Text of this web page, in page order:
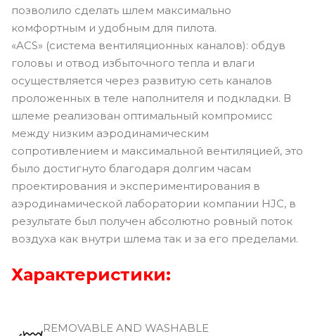
позволило сделать шлем максимально
комфортным и удобным для пилота.
«ACS» (система вентиляционных каналов): обдув
головы и отвод избыточного тепла и влаги
осуществляется через развитую сеть каналов
проложенных в теле наполнителя и подкладки. В
шлеме реализован оптимальный компромисс
между низким аэродинамическим
сопротивлением и максимальной вентиляцией, это
было достигнуто благодаря долгим часам
проектирования и экспериментирования в
аэродинамической лаборатории компании HJC, в
результате был получен абсолютно ровный поток
воздуха как внутри шлема так и за его пределами.
Характеристики:
REMOVABLE AND WASHABLE